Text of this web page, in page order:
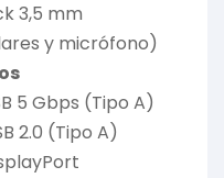
3,5 mm
y micrófono)
5 Gbps (Tipo A)
2.0 (Tipo A)